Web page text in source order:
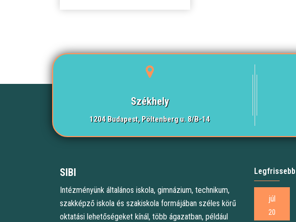
Székhely
1204 Budapest, Pöltenberg u. 8/B-14
SIBI
Intézményünk általános iskola, gimnázium, technikum,
szakképző iskola és szakiskola formájában széles körű
oktatási lehetőségeket kínál, több ágazatban, például
júl
20